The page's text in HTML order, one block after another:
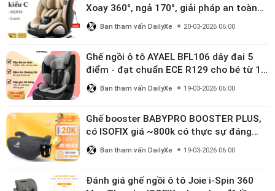
Xoay 360°, ngả 170°, giải pháp an toàn
linh hoạt cho bé 0–10 tuổi
Ban tham vấn DailyXe 20-03-2026 06:00
Ghế ngồi ô tô AYAEL BFL106 dây đai 5
điểm - đạt chuẩn ECE R129 cho bé từ 1–
10 tuổi
Ban tham vấn DailyXe 19-03-2026 06:00
Ghế booster BABYPRO BOOSTER PLUS,
có ISOFIX giá ~800k có thực sự đáng
mua?
Ban tham vấn DailyXe 19-03-2026 06:00
Đánh giá ghế ngồi ô tô Joie i-Spin 360